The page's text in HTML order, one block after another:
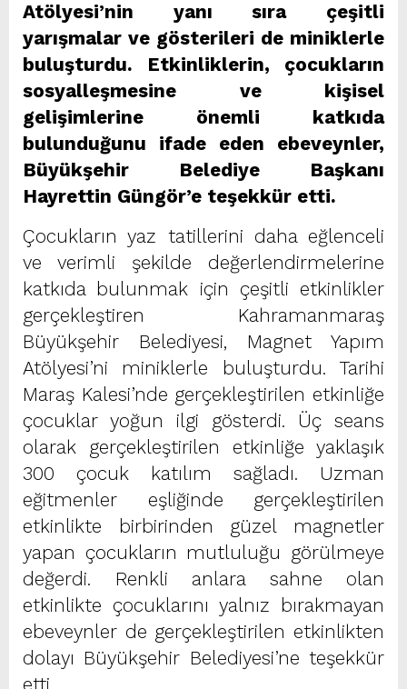
Atölyesi’nin yanı sıra çeşitli
yarışmalar ve gösterileri de miniklerle
buluşturdu. Etkinliklerin, çocukların
sosyalleşmesine ve kişisel
gelişimlerine önemli katkıda
bulunduğunu ifade eden ebeveynler,
Büyükşehir Belediye Başkanı
Hayrettin Güngör’e teşekkür etti.
Çocukların yaz tatillerini daha eğlenceli
ve verimli şekilde değerlendirmelerine
katkıda bulunmak için çeşitli etkinlikler
gerçekleştiren Kahramanmaraş
Büyükşehir Belediyesi, Magnet Yapım
Atölyesi’ni miniklerle buluşturdu. Tarihi
Maraş Kalesi’nde gerçekleştirilen etkinliğe
çocuklar yoğun ilgi gösterdi. Üç seans
olarak gerçekleştirilen etkinliğe yaklaşık
300 çocuk katılım sağladı. Uzman
eğitmenler eşliğinde gerçekleştirilen
etkinlikte birbirinden güzel magnetler
yapan çocukların mutluluğu görülmeye
değerdi. Renkli anlara sahne olan
etkinlikte çocuklarını yalnız bırakmayan
ebeveynler de gerçekleştirilen etkinlikten
dolayı Büyükşehir Belediyesi’ne teşekkür